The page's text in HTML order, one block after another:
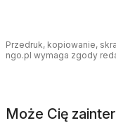
Przedruk, kopiowanie,
ngo.pl wymaga zgody
Może Cię